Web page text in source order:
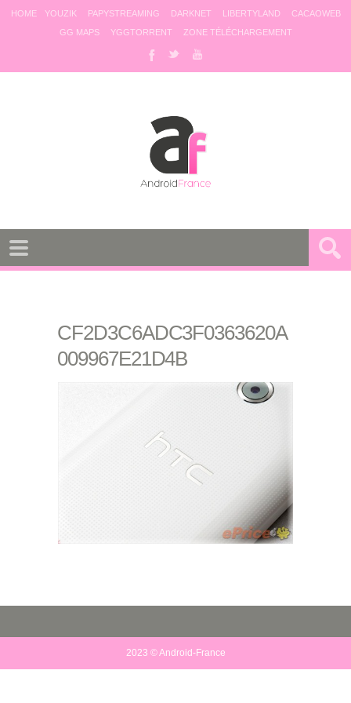
HOME YOUZIK PAPYSTREAMING DARKNET LIBERTYLAND
CACAOWEB
GG MAPS
YGGTORRENT ZONE TÉLÉCHARGEMENT
CF2D3C6ADC3F0363620A
009967E21D4B
2023 © Android-France